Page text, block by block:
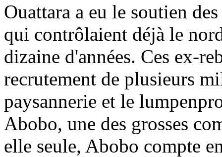
Ouattara a eu le soutien
qui contrôlaient déjà le
dizaine d'années. Ces ex-
recrutement de plusieurs
paysannerie et le
Abobo, une des grosses
elle seule, Abobo compte